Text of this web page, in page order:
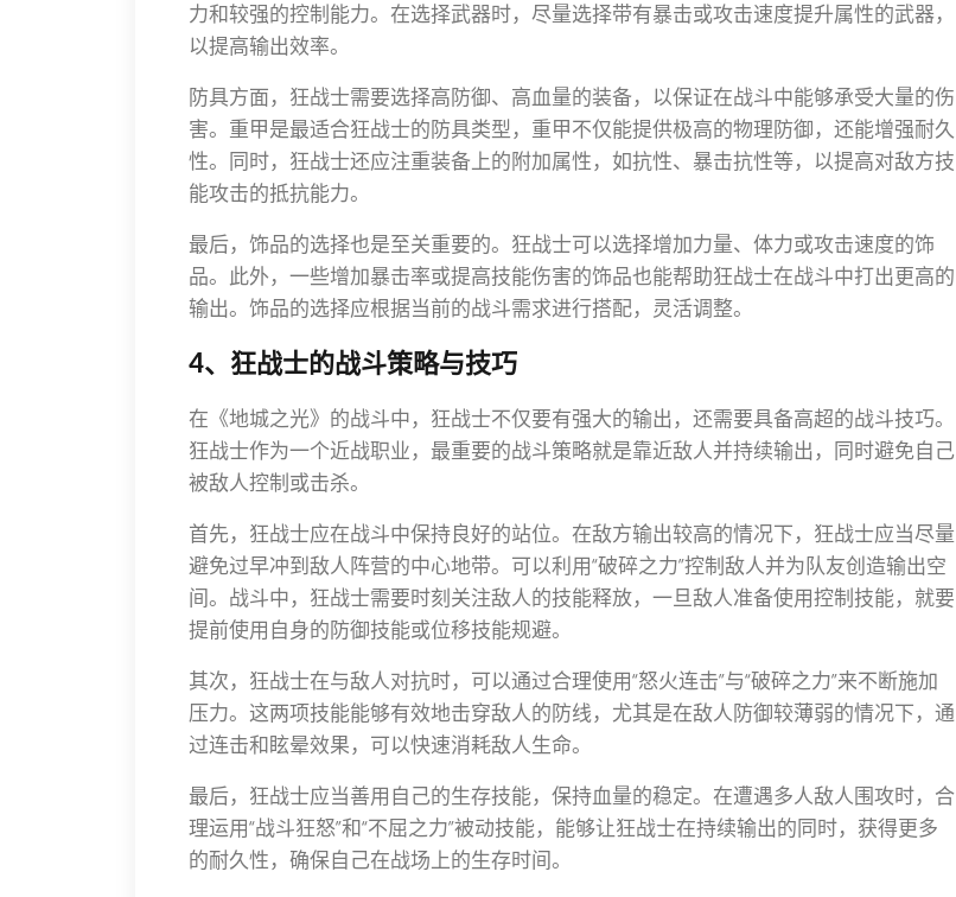
力和较强的控制能力。在选择武器时，尽量选择带有暴击或攻击速度提升属性的武器，
以提高输出效率。
防具方面，狂战士需要选择高防御、高血量的装备，以保证在战斗中能够承受大量的伤
害。重甲是最适合狂战士的防具类型，重甲不仅能提供极高的物理防御，还能增强耐久
性。同时，狂战士还应注重装备上的附加属性，如抗性、暴击抗性等，以提高对敌方技
能攻击的抵抗能力。
最后，饰品的选择也是至关重要的。狂战士可以选择增加力量、体力或攻击速度的饰
品。此外，一些增加暴击率或提高技能伤害的饰品也能帮助狂战士在战斗中打出更高的
输出。饰品的选择应根据当前的战斗需求进行搭配，灵活调整。
4、狂战士的战斗策略与技巧
在《地城之光》的战斗中，狂战士不仅要有强大的输出，还需要具备高超的战斗技巧。
狂战士作为一个近战职业，最重要的战斗策略就是靠近敌人并持续输出，同时避免自己
被敌人控制或击杀。
首先，狂战士应在战斗中保持良好的站位。在敌方输出较高的情况下，狂战士应当尽量
避免过早冲到敌人阵营的中心地带。可以利用“破碎之力”控制敌人并为队友创造输出空
间。战斗中，狂战士需要时刻关注敌人的技能释放，一旦敌人准备使用控制技能，就要
提前使用自身的防御技能或位移技能规避。
其次，狂战士在与敌人对抗时，可以通过合理使用“怒火连击”与“破碎之力”来不断施加
压力。这两项技能能够有效地击穿敌人的防线，尤其是在敌人防御较薄弱的情况下，通
过连击和眩晕效果，可以快速消耗敌人生命。
最后，狂战士应当善用自己的生存技能，保持血量的稳定。在遭遇多人敌人围攻时，合
理运用“战斗狂怒”和“不屈之力”被动技能，能够让狂战士在持续输出的同时，获得更多
的耐久性，确保自己在战场上的生存时间。